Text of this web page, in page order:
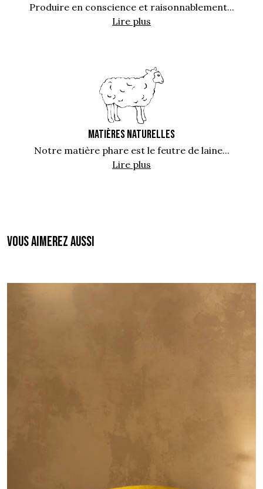
Produire en conscience et raisonnablement...
Lire plus
MATIÈRES NATURELLES
Notre matière phare est le feutre de laine...
Lire plus
Vous aimerez aussi